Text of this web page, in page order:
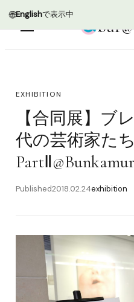
EXHIBITION
【合同展】ブ
代の芸術家た
Published2018.02.24exhibition